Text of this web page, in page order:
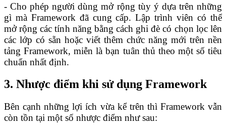
- Cho phép người dùng mở rộng tùy ý dựa trên những
gì mà Framework đã cung cấp. Lập trình viên có thể
mở rộng các tính năng bằng cách ghi đè có chọn lọc lên
các lớp có sẵn hoặc viết thêm chức năng mới trên nền
tảng Framework, miễn là bạn tuân thủ theo một số tiêu
chuẩn nhất định.
3. Nhược điểm khi sử dụng Framework
Bên cạnh những lợi ích vừa kể trên thì Framework vẫn
còn tồn tại một số nhược điểm như sau: